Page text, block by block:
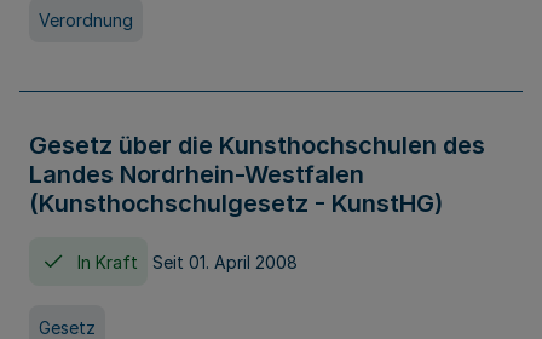
Verordnung
Gesetz über die Kunsthochschulen des
Landes Nordrhein-Westfalen
(Kunsthochschulgesetz - KunstHG)
In Kraft Seit 01. April 2008
Gesetz